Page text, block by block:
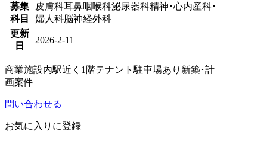
募集
科目
皮膚科耳鼻咽喉科泌尿器科精神･心内産科･
婦人科脳神経外科
更新
日
2026-2-11
商業施設内駅近く 1階テナント 駐車場あり 新築･計
画案件
問い合わせる
お気に入りに登録